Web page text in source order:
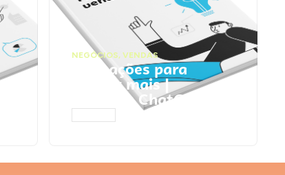
NEGÓCIOS, VENDAS
Faça ações para
vender mais |
Prompts ChatGPT